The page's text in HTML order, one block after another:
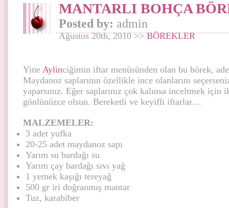
MANTARLI BOHÇA
Posted by: admin
Ağustos 20th, 2010 >>BÖREKLER
Yine Aylinciğimin iftar menüsünden olan bu börek,
Maydanoz saplarının özellikle ince olanlarını
yaparsınız. Eğer saplarınız çok kalınsa inceltmek
gönlünüzce olsun. Bereketli ve keyifli iftarlar…
MALZEMELER:
3 adet yufka
20-25 adet maydanoz sapı
Yarım su bardağı su
Yarım çay bardağı sıvı yağ
1 yemek kaşığı tereyağ
500 gr iri doğranmış mantar
Tuz, karabiber